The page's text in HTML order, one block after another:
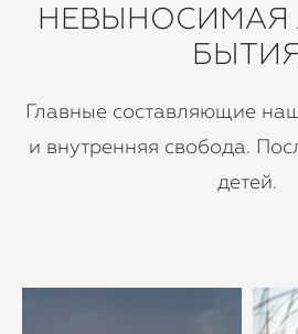
НЕВЫНОСИМАЯ
Главные составляющие
и внутренняя свобода.
детей.